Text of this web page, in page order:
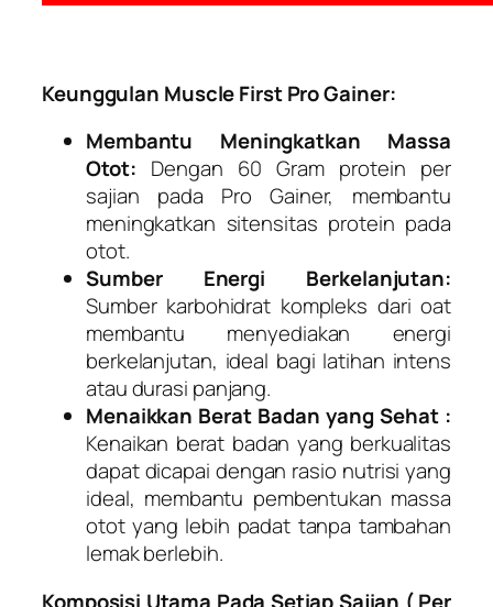
Keunggulan Muscle First Pro Gainer:
Membantu Meningkatkan Massa
Otot: Dengan 60 Gram protein per
sajian pada Pro Gainer, membantu
meningkatkan sitensitas protein pada
otot.
Sumber Energi Berkelanjutan:
Sumber karbohidrat kompleks dari oat
membantu menyediakan energi
berkelanjutan, ideal bagi latihan intens
atau durasi panjang.
Menaikkan Berat Badan yang Sehat :
Kenaikan berat badan yang berkualitas
dapat dicapai dengan rasio nutrisi yang
ideal, membantu pembentukan massa
otot yang lebih padat tanpa tambahan
lemak berlebih.
Komposisi Utama Pada Setiap Sajian ( Per